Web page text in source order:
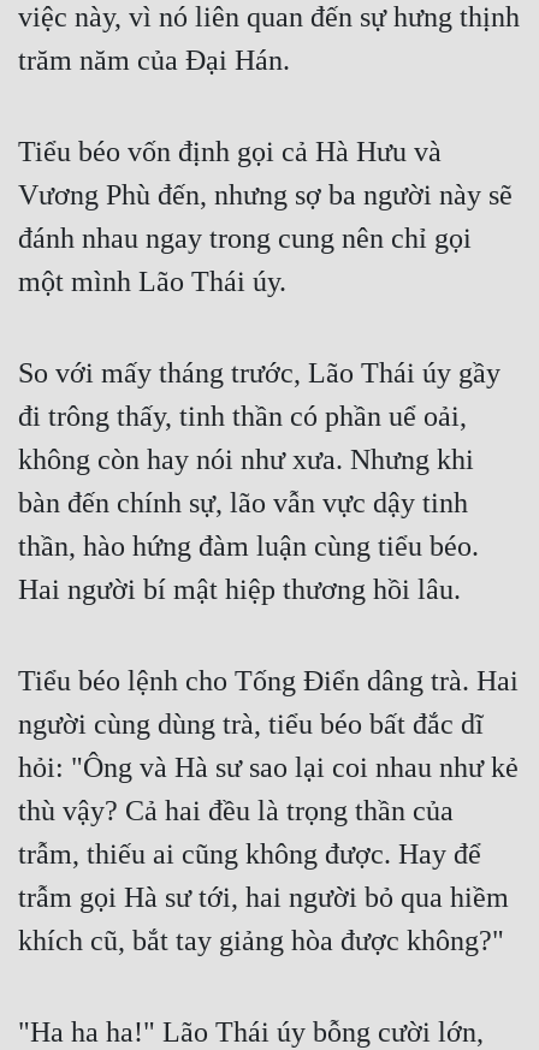
Cung Đấu
Cổ Tiên Hiệp
Cổ Đại
Dị Năng
Gia Đấu
Góc Nhìn Nam
Góc Nhìn Nữ
Huyền Huyễn
Huyền Ảo
Hài Hước
Khoa Huyễn
Khoa Huyễn Không Gian
Kiếm Hiệp
việc này, vì nó liên quan đến sự hưng thịnh
trăm năm của Đại Hán.
Tiểu béo vốn định gọi cả Hà Hưu và
Vương Phù đến, nhưng sợ ba người này sẽ
đánh nhau ngay trong cung nên chỉ gọi
một mình Lão Thái úy.
So với mấy tháng trước, Lão Thái úy gầy
đi trông thấy, tinh thần có phần uể oải,
không còn hay nói như xưa. Nhưng khi
bàn đến chính sự, lão vẫn vực dậy tinh
thần, hào hứng đàm luận cùng tiểu béo.
Hai người bí mật hiệp thương hồi lâu.
Tiểu béo lệnh cho Tống Điển dâng trà. Hai
người cùng dùng trà, tiểu béo bất đắc dĩ
hỏi: "Ông và Hà sư sao lại coi nhau như kẻ
thù vậy? Cả hai đều là trọng thần của
trẫm, thiếu ai cũng không được. Hay để
trẫm gọi Hà sư tới, hai người bỏ qua hiềm
khích cũ, bắt tay giảng hòa được không?"
"Ha ha ha!" Lão Thái úy bỗng cười lớn,